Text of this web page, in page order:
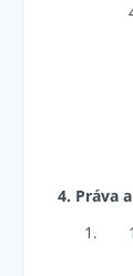
4. Práva